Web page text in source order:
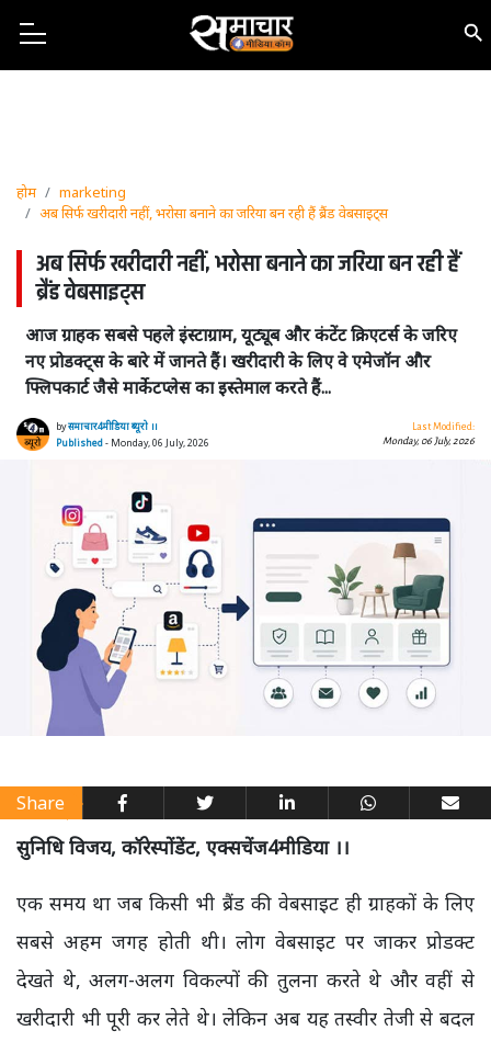
होम
marketing
अब सिर्फ खरीदारी नहीं, भरोसा बनाने का जरिया बन रही हैं ब्रैंड वेबसाइट्स
अब सिर्फ खरीदारी नहीं, भरोसा बनाने का जरिया बन रही हैं
ब्रैंड वेबसाइट्स
आज ग्राहक सबसे पहले इंस्टाग्राम, यूट्यूब और कंटेंट क्रिएटर्स के जरिए
नए प्रोडक्ट्स के बारे में जानते हैं। खरीदारी के लिए वे एमेजॉन और
फ्लिपकार्ट जैसे मार्केटप्लेस का इस्तेमाल करते हैं...
byसमाचार4मीडिया ब्यूरो ।।
Published- Monday, 06 July, 2026
Last Modified:
Monday, 06 July, 2026
Share
सुनिधि विजय, कॉरेस्पोंडेंट, एक्सचेंज4मीडिया ।।
एक समय था जब किसी भी ब्रैंड की वेबसाइट ही ग्राहकों के लिए
सबसे अहम जगह होती थी। लोग वेबसाइट पर जाकर प्रोडक्ट
देखते थे, अलग-अलग विकल्पों की तुलना करते थे और वहीं से
खरीदारी भी पूरी कर लेते थे। लेकिन अब यह तस्वीर तेजी से बदल